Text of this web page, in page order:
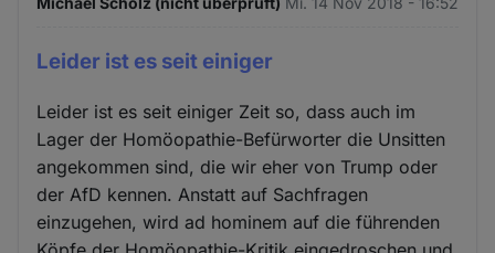
Leider ist es seit einiger
Leider ist es seit einiger Zeit so, dass auch im
Lager der Homöopathie-Befürworter die Unsitten
angekommen sind, die wir eher von Trump oder
der AfD kennen. Anstatt auf Sachfragen
einzugehen, wird ad hominem auf die führenden